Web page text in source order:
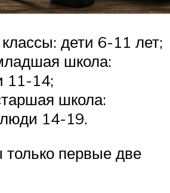
дети 6-11 лет;
школа:
11-14;
школа:
14-19.
только первые две